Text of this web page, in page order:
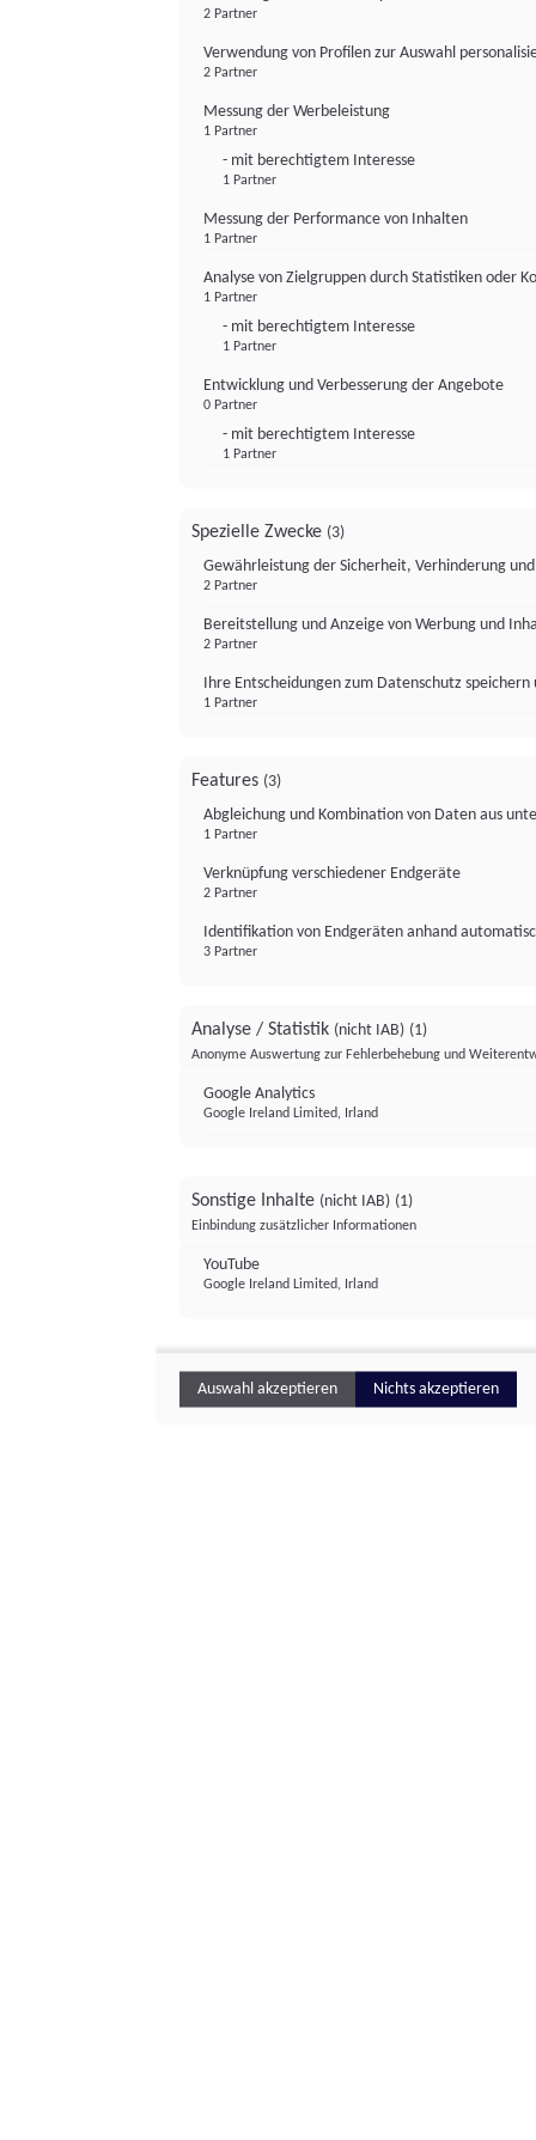
2 Partner
Verwendung von Profilen zur Auswahl
2 Partner
Messung der Werbeleistung
1 Partner
- mit berechtigtem Interesse
1 Partner
Messung der Performance von Inhalten
1 Partner
Analyse von Zielgruppen durch Statistiken oder
1 Partner
- mit berechtigtem Interesse
1 Partner
Entwicklung und Verbesserung der Angebote
0 Partner
- mit berechtigtem Interesse
1 Partner
Spezielle Zwecke (3)
Gewährleistung der Sicherheit, Verhinderung
2 Partner
Bereitstellung und Anzeige von Werbung und
2 Partner
Ihre Entscheidungen zum Datenschutz
1 Partner
Features (3)
Abgleichung und Kombination von Daten aus
1 Partner
Verknüpfung verschiedener Endgeräte
2 Partner
Identifikation von Endgeräten anhand
3 Partner
Analyse / Statistik (nicht IAB) (1)
Anonyme Auswertung zur Fehlerbehebung und
Google Analytics
Google Ireland Limited, Irland
Sonstige Inhalte (nicht IAB) (1)
Einbindung zusätzlicher Informationen
YouTube
Google Ireland Limited, Irland
Auswahl akzeptieren Nichts akzeptieren